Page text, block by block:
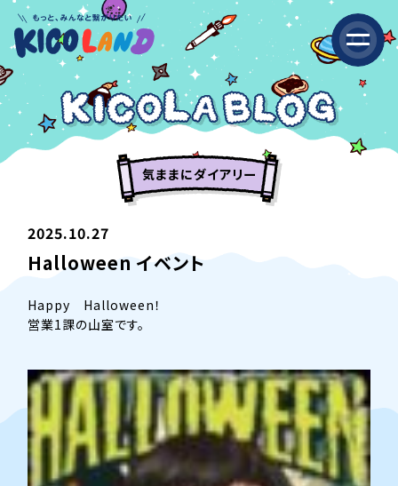
気ままにダイアリー
2025.10.27
Halloween イベント
Happy Halloween！
営業1課の山室です。